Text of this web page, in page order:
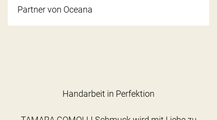
Partner von Oceana
Handarbeit in Perfektion